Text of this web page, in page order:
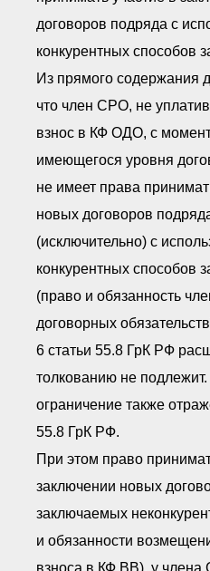
договоров подряда с
конкурентных способов
Из прямого содержания
что член СРО, не
взнос в КФ ОДО, с
имеющегося уровня
не имеет права
новых договоров
(исключительно) с
конкурентных способов
(право и обязанность
договорных
6 статьи 55.8 ГрК РФ
толкованию не подлежит.
ограничение также
55.8 ГрК РФ.
При этом право
заключении новых
заключаемых
и обязанности
взноса в КФ ВВ), у